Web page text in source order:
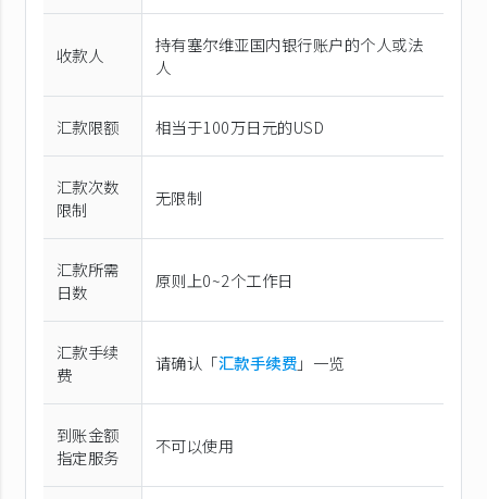
收款人
持有塞尔维亚国内银行账户的个人或法
人
汇款限额 相当于100万日元的USD
汇款次数
限制
无限制
汇款所需
日数
原则上0~2个工作日
汇款手续
费
请确认「汇款手续费」一览
到账金额
指定服务
不可以使用